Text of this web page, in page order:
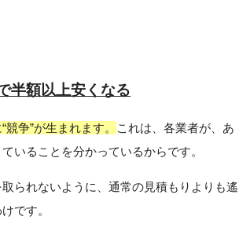
半額以上安くなる
争”が生まれます。
これは、各業者が、あ
いることを分かっているからです。
られないように、通常の見積もりよりも遙
です。